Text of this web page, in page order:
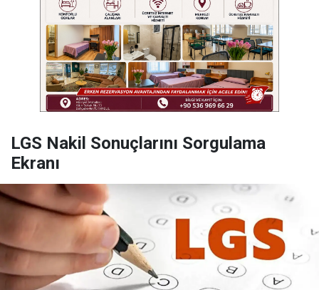
LGS Nakil Sonuçlarını Sorgulama
Ekranı